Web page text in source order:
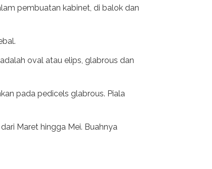
pembuatan kabinet, di balok dan
oval atau elips, glabrous dan
pada pedicels glabrous. Piala
Maret hingga Mei. Buahnya